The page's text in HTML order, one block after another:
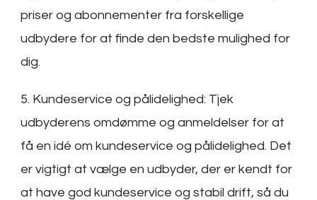
priser og abonnementer fra forskellige
udbydere for at finde den bedste mulighed for
dig.
5. Kundeservice og pålidelighed: Tjek
udbyderens omdømme og anmeldelser for at
få en idé om kundeservice og pålidelighed. Det
er vigtigt at vælge en udbyder, der er kendt for
at have god kundeservice og stabil drift, så du